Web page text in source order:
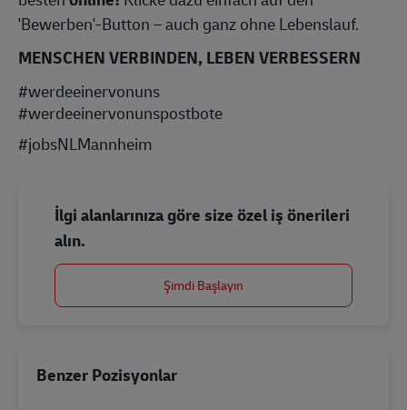
'Bewerben'-Button – auch ganz ohne Lebenslauf.
MENSCHEN VERBINDEN, LEBEN VERBESSERN
#werdeeinervonuns
#werdeeinervonunspostbote
#jobsNLMannheim
İlgi alanlarınıza göre size özel iş önerileri
alın.
Şimdi Başlayın
Benzer Pozisyonlar